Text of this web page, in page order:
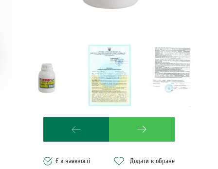
Є в наявності Додати в обране